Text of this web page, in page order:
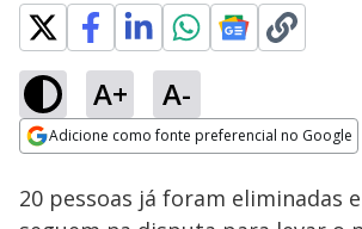
A+ A-
Adicione como fonte preferencial no Google
Ativar
100.00%
20 pessoas já foram eliminadas